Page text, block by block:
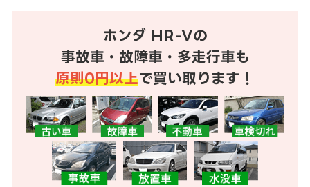
ホンダ HR-Vの
事故車・故障車・多走行車も
原則0円以上で買い取ります！